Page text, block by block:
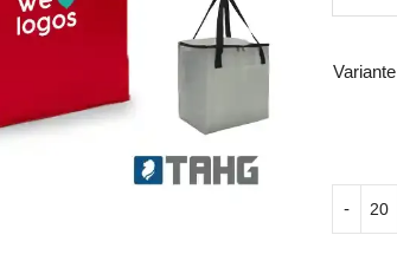
Variante